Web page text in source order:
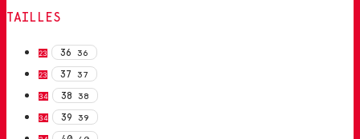
TAILLES
23 36 36
23 37 37
34 38 38
34 39 39